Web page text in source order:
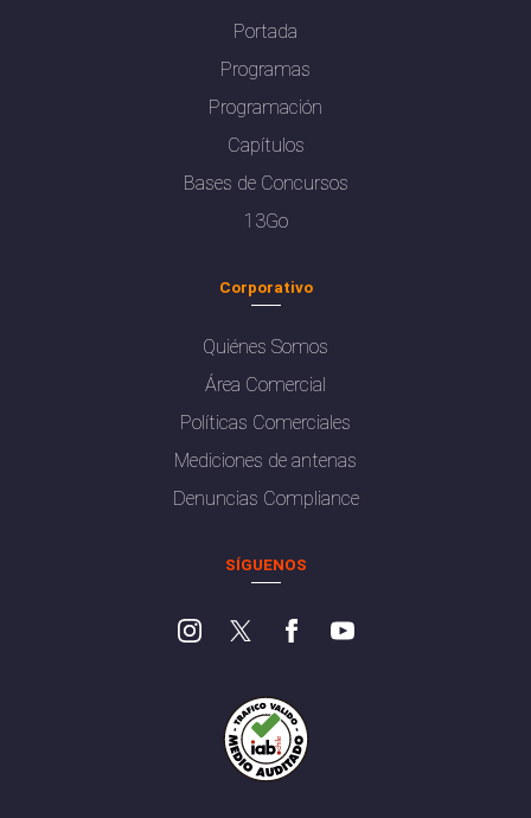
Portada
Programas
Programación
Capítulos
Bases de Concursos
13Go
Corporativo
Quiénes Somos
Área Comercial
Políticas Comerciales
Mediciones de antenas
Denuncias Compliance
SÍGUENOS